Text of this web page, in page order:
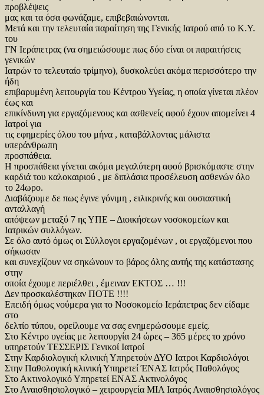
προβλέψεις
μας και τα όσα φωνάζαμε, επιβεβαιώνονται.
Μετά και την τελευταία παραίτηση της Γενικής Ιατρού από το Κ.Υ.
του
ΓΝ Ιεράπετρας (να σημειώσουμε πως δύο είναι οι παραιτήσεις
γενικών
Ιατρών το τελευταίο τρίμηνο), δυσκολεύει ακόμα περισσότερο την
ήδη
επιβαρυμένη λειτουργία του Κέντρου Υγείας, η οποία γίνεται πλέον
έως και
επικίνδυνη για εργαζόμενους και ασθενείς αφού έχουν απομείνει 4
Ιατροί για
τις εφημερίες όλου του μήνα , καταβάλλοντας μάλιστα
υπεράνθρωπη
προσπάθεια.
Η προσπάθεια γίνεται ακόμα μεγαλύτερη αφού βρισκόμαστε στην
καρδιά του καλοκαιριού , με διπλάσια προσέλευση ασθενών όλο
το 24ωρο.
Διαβάζουμε δε πως έγινε γόνιμη , ειλικρινής και ουσιαστική
ανταλλαγή
απόψεων μεταξύ 7 ης ΥΠΕ – Διοικήσεων νοσοκομείων και
Ιατρικών συλλόγων.
Σε όλο αυτό όμως οι Σύλλογοι εργαζομένων , οι εργαζόμενοι που
σήκωσαν
και συνεχίζουν να σηκώνουν το βάρος όλης αυτής της κατάστασης
στην
οποία έχουμε περιέλθει , έμειναν ΕΚΤΟΣ … !!!
Δεν προσκαλέστηκαν ΠΟΤΕ !!!!
Επειδή όμως νούμερα για το Νοσοκομείο Ιεράπετρας δεν είδαμε
στο
δελτίο τύπου, οφείλουμε να σας ενημερώσουμε εμείς.
Στο Κέντρο υγείας με λειτουργία 24 ώρες – 365 μέρες το χρόνο
υπηρετούν ΤΕΣΣΕΡΙΣ Γενικοί Ιατροί
Στην Καρδιολογική κλινική Υπηρετούν ΔΥΟ Ιατροι Καρδιολόγοι
Στην Παθολογική κλινική Υπηρετεί ΈΝΑΣ Ιατρός Παθολόγος
Στο Ακτινολογικό Υπηρετεί ΕΝΑΣ Ακτινολόγος
Στο Αναισθησιολογικό – χειρουργεία ΜΙΑ Ιατρός Αναισθησιολόγος